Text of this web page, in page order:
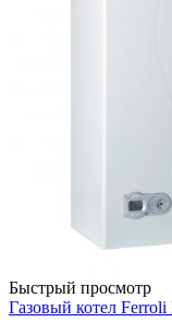
Быстрый просмотр
Газовый котел